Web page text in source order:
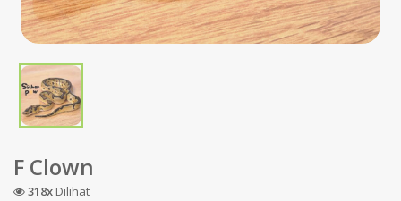
F Clown
318x Dilihat